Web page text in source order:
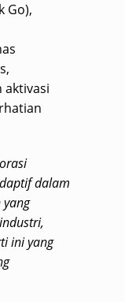
Go),
aktivasi
dalam
ini yang